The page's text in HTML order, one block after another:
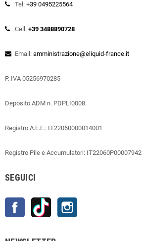
Tel: +39 0495225564
Cell: +39 3488890728
Email: amministrazione@eliquid-france.it
P. IVA 05256970285
Deposito ADM n. PDPLI0008
Registro A.E.E.: IT22060000014001
Registro Pile e Accumulatori: IT22060P00007942
SEGUICI
Facebook TikTok